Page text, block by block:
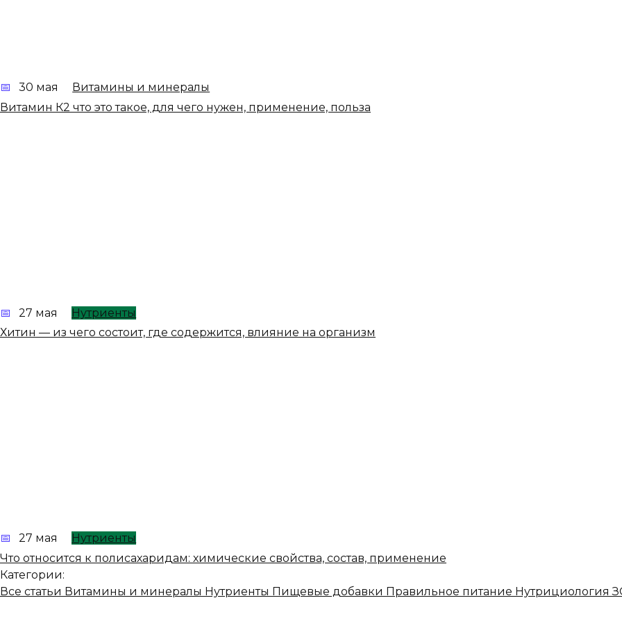
30 мая
Витамины и минералы
Витамин К2 что это такое, для чего нужен, применение, польза
27 мая
Нутриенты
Хитин — из чего состоит, где содержится, влияние на организм
27 мая
Нутриенты
Что относится к полисахаридам: химические свойства, состав, применение
Категории:
Все статьи Витамины и минералы Нутриенты Пищевые добавки Правильное питание Нутрициология